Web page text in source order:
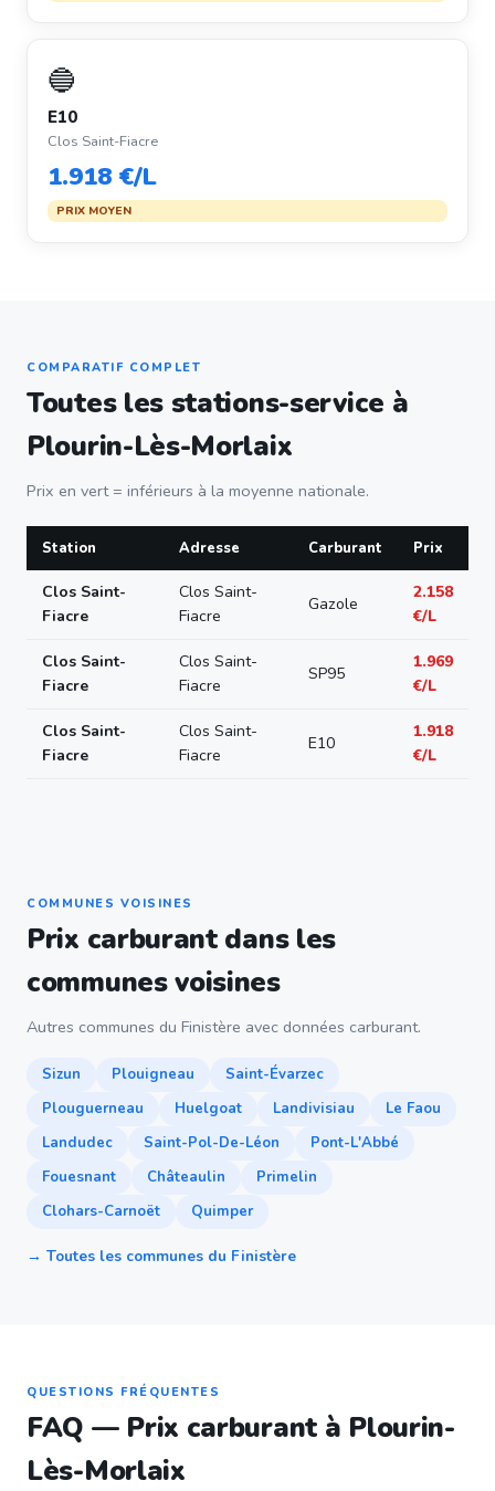
🔵
E10
Clos Saint-Fiacre
1.918 €/L
PRIX MOYEN
COMPARATIF COMPLET
Toutes les stations-service à
Plourin-Lès-Morlaix
Prix en vert = inférieurs à la moyenne nationale.
Station Adresse Carburant Prix
Clos Saint-
Fiacre
Clos Saint-
Fiacre
Gazole
2.158
€/L
Clos Saint-
Fiacre
Clos Saint-
Fiacre
SP95
1.969
€/L
Clos Saint-
Fiacre
Clos Saint-
Fiacre
E10
1.918
€/L
COMMUNES VOISINES
Prix carburant dans les
communes voisines
Autres communes du Finistère avec données carburant.
Sizun Plouigneau
Saint-Évarzec
Plouguerneau
Huelgoat Landivisiau
Le Faou
Landudec
Saint-Pol-De-Léon
Pont-L'Abbé
Fouesnant
Châteaulin
Primelin
Clohars-Carnoët
Quimper
→ Toutes les communes du Finistère
QUESTIONS FRÉQUENTES
FAQ — Prix carburant à Plourin-
Lès-Morlaix